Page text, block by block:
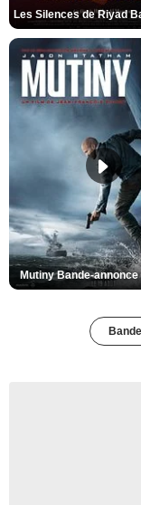
Mutiny Bande-annonce